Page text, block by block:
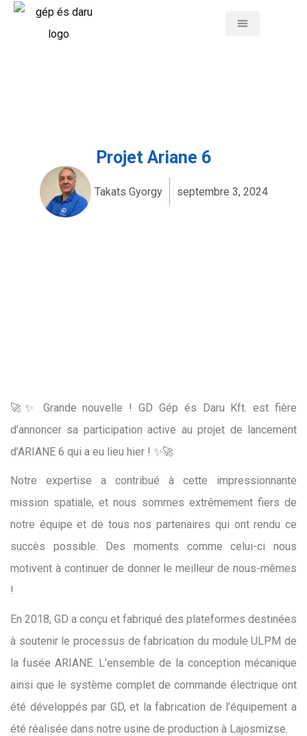
Projet Ariane 6
Takats Gyorgy septembre 3, 2024
🚀✨ Grande nouvelle ! GD Gép és Daru Kft. est fière
d’annoncer sa participation active au projet de lancement
d’ARIANE 6 qui a eu lieu hier ! ✨🚀
Notre expertise a contribué à cette impressionnante
mission spatiale, et nous sommes extrêmement fiers de
notre équipe et de tous nos partenaires qui ont rendu ce
succès possible. Des moments comme celui-ci nous
motivent à continuer de donner le meilleur de nous-mêmes
!
En 2018, GD a conçu et fabriqué des plateformes destinées
à soutenir le processus de fabrication du module ULPM de
la fusée ARIANE. L’ensemble de la conception mécanique
ainsi que le système complet de commande électrique ont
été développés par GD, et la fabrication de l’équipement a
été réalisée dans notre usine de production à Lajosmizse.